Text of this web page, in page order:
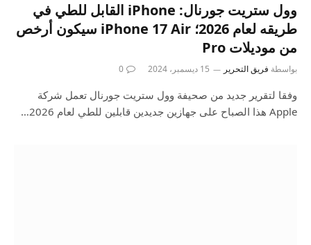
وول ستريت جورنال: iPhone القابل للطي في
طريقه لعام 2026؛ iPhone 17 Air سيكون أرخص
من موديلات Pro
بواسطة فريق التحرير 15 ديسمبر، 2024 0
وفقا لتقرير جديد من صحيفة وول ستريت جورنال تعمل شركة
Apple هذا الصباح على جهازين جديدين قابلين للطي لعام 2026…